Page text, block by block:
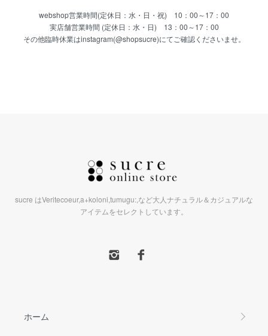
webshop営業時間(定休日：水・日・祝) 10：00～17：00
実店舗営業時間 (定休日：水・日) 13：00～17：00
その他臨時休業はinstagram(@shopsucre)にてご確認くださいませ。
sucre はVeritecoeur,a+koloni,tumugu:,など大人ナチュラル＆カジュアルな
アイテムをセレクトしています。
ホーム